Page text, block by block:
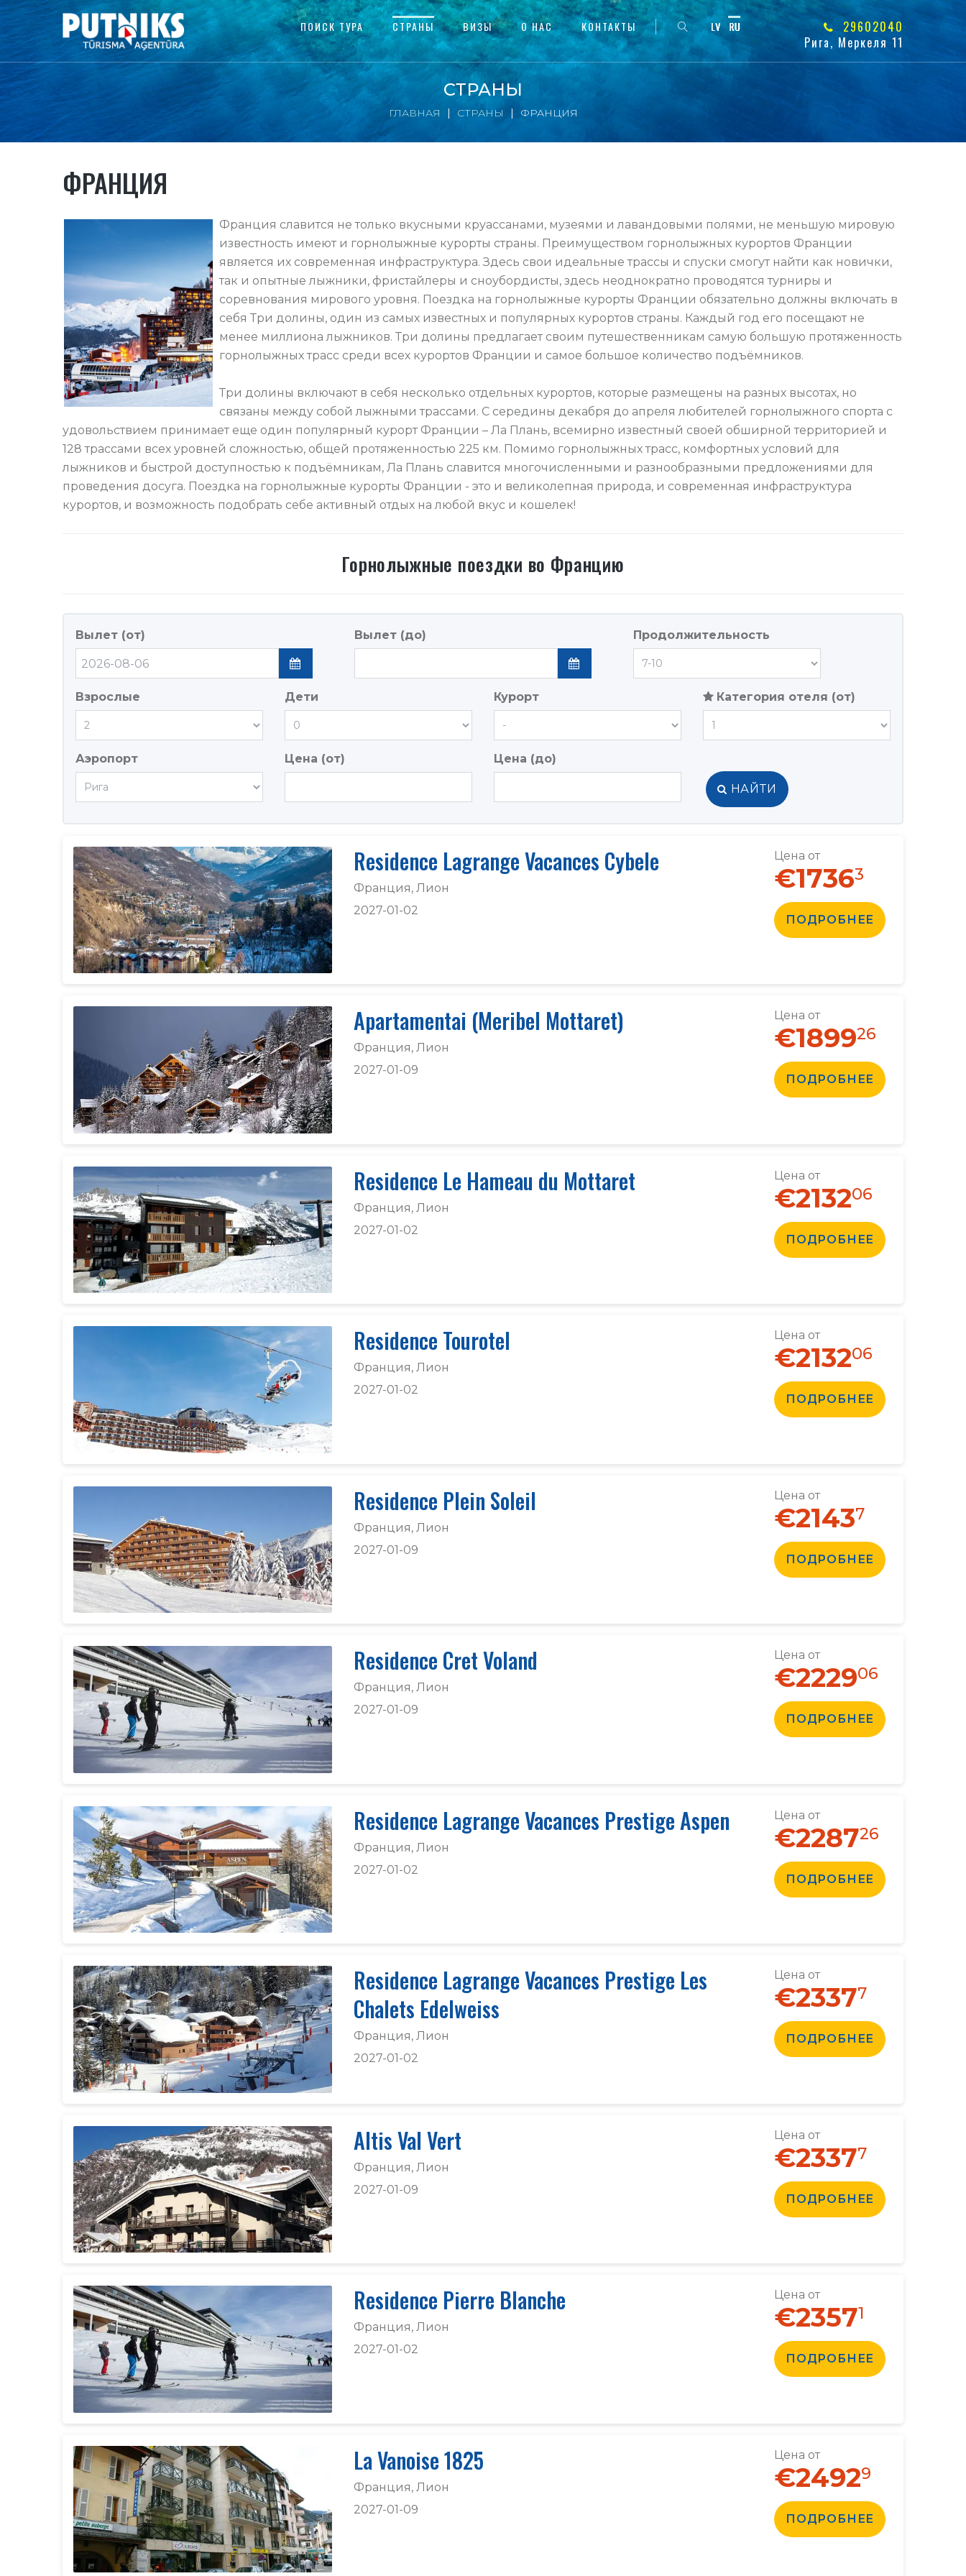
ПОИСК ТУРА СТРАНЫ ВИЗЫ О НАС КОНТАКТЫ
29602040
Рига, Меркеля 11
СТРАНЫ
ГЛАВНАЯ СТРАНЫ ФРАНЦИЯ
ФРАНЦИЯ
Франция славится не только вкусными круассанами, музеями и лавандовыми полями, не меньшую мировую
известность имеют и горнолыжные курорты страны. Преимуществом горнолыжных курортов Франции
является их современная инфраструктура. Здесь свои идеальные трассы и спуски смогут найти как новички,
так и опытные лыжники, фристайлеры и сноубордисты, здесь неоднократно проводятся турниры и
соревнования мирового уровня. Поездка на горнолыжные курорты Франции обязательно должны включать в
себя Три долины, один из самых известных и популярных курортов страны. Каждый год его посещают не
менее миллиона лыжников. Три долины предлагает своим путешественникам самую большую протяженность
горнолыжных трасс среди всех курортов Франции и самое большое количество подъёмников.
Три долины включают в себя несколько отдельных курортов, которые размещены на разных высотах, но
связаны между собой лыжными трассами. С середины декабря до апреля любителей горнолыжного спорта с
удовольствием принимает еще один популярный курорт Франции – Ла Плань, всемирно известный своей обширной территорией и
128 трассами всех уровней сложностью, общей протяженностью 225 км. Помимо горнолыжных трасс, комфортных условий для
лыжников и быстрой доступностью к подъёмникам, Ла Плань славится многочисленными и разнообразными предложениями для
проведения досуга. Поездка на горнолыжные курорты Франции - это и великолепная природа, и современная инфраструктура
курортов, и возможность подобрать себе активный отдых на любой вкус и кошелек!
Горнолыжные поездки во Францию
Вылет (от) Вылет (до) Продолжительность
Взрослые Дети Курорт Категория отеля (от)
Аэропорт Цена (от) Цена (до)
НАЙТИ
Residence Lagrange Vacances Cybele
Франция, Лион
2027-01-02
Цена от
€17363
ПОДРОБНЕЕ
Apartamentai (Meribel Mottaret)
Франция, Лион
2027-01-09
Цена от
€189926
ПОДРОБНЕЕ
Residence Le Hameau du Mottaret
Франция, Лион
2027-01-02
Цена от
€213206
ПОДРОБНЕЕ
Residence Tourotel
Франция, Лион
2027-01-02
Цена от
€213206
ПОДРОБНЕЕ
Residence Plein Soleil
Франция, Лион
2027-01-09
Цена от
€21437
ПОДРОБНЕЕ
Residence Cret Voland
Франция, Лион
2027-01-09
Цена от
€222906
ПОДРОБНЕЕ
Residence Lagrange Vacances Prestige Aspen
Франция, Лион
2027-01-02
Цена от
€228726
ПОДРОБНЕЕ
Residence Lagrange Vacances Prestige Les
Chalets Edelweiss
Франция, Лион
2027-01-02
Цена от
€23377
ПОДРОБНЕЕ
Altis Val Vert
Франция, Лион
2027-01-09
Цена от
€23377
ПОДРОБНЕЕ
Residence Pierre Blanche
Франция, Лион
2027-01-02
Цена от
€23571
ПОДРОБНЕЕ
La Vanoise 1825
Франция, Лион
2027-01-09
Цена от
€24929
ПОДРОБНЕЕ